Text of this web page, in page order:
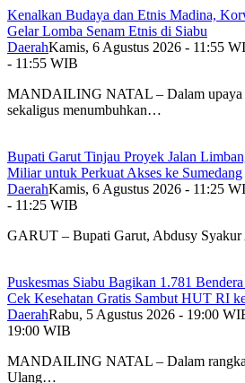
Kenalkan Budaya dan Etnis Madina,
Gelar Lomba Senam Etnis di Siabu
DaerahKamis, 6 Agustus 2026 - 11:55
- 11:55 WIB
MANDAILING NATAL – Dalam upaya
sekaligus menumbuhkan…
Bupati Garut Tinjau Proyek Jalan
Miliar untuk Perkuat Akses ke Sumedang
DaerahKamis, 6 Agustus 2026 - 11:25
- 11:25 WIB
GARUT – Bupati Garut, Abdusy
Puskesmas Siabu Bagikan 1.781
Cek Kesehatan Gratis Sambut HUT RI
DaerahRabu, 5 Agustus 2026 - 19:00
19:00 WIB
MANDAILING NATAL – Dalam rangka
Ulang…